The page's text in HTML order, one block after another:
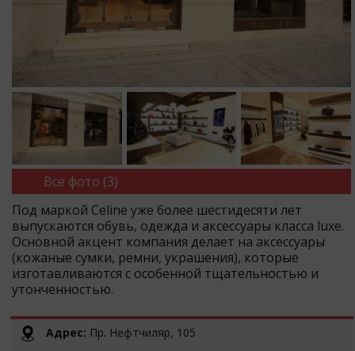
Все фото (3)
Под маркой Celine уже более шестидесяти лет
выпускаются обувь, одежда и аксессуары класса luxe.
Основной акцент компания делает на аксессуары
(кожаные сумки, ремни, украшения), которые
изготавливаются с особенной тщательностью и
утонченностью.
Адрес: Пр. Нефтчиляр, 105